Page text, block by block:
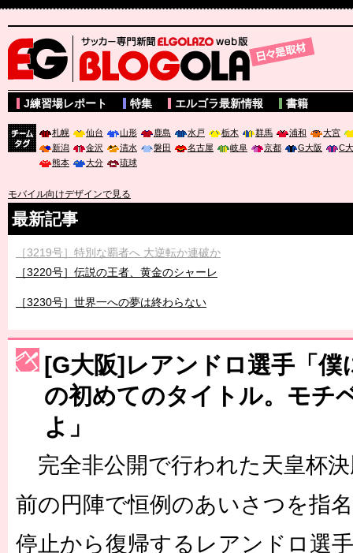
サッカー専門新聞ELGOLAZO web版 BLOGOLA
J練習場レポート 特集 エルゴラ最新情報 書籍
札幌 仙台 山形 鹿島 水戸 栃木 群馬 浦和
大宮
新潟
金沢 清水 磐田 名古屋 岐阜 京都 G大阪
C
熊本
大分 琉球
モバイル向けデザインで見る
最新記事
［3219号］特別な覇者へ 大逆転か連破か
［3220号］伝説の王者、黄金のシャーレ
［3230号］世界一への夢は終わらない
［3223号］一丸。日本出陣
［3222号］史上最大のW杯開幕 注目は「個」
長谷川 アーリアジャスールさんがシンポジウム「気候変動から命
[G大阪]レアンドロ選手「僕
の初めてのタイトル。モチ
よ」
完全非公開で行われた天皇杯
前の円陣で恒例のあいさつを指
停止から復帰するレアンドロ選